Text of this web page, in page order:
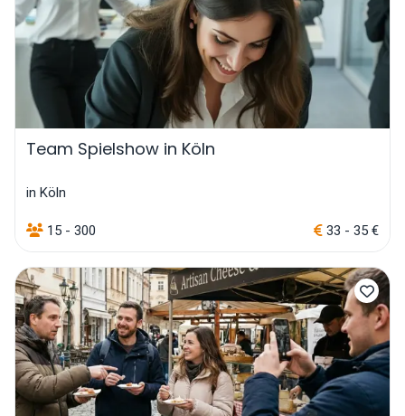
Team Spielshow in Köln
in Köln
15 - 300 33 - 35 €